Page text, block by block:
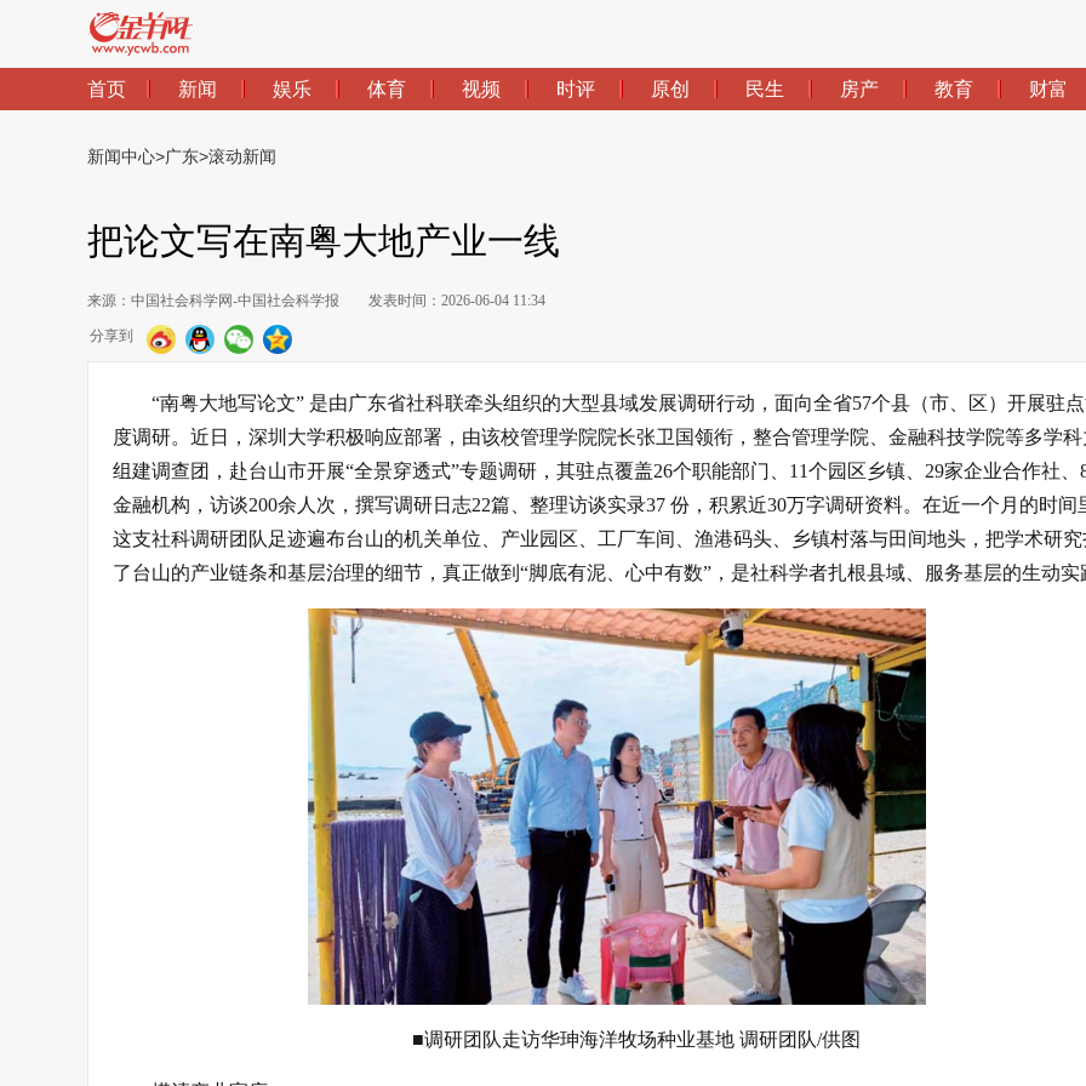
首页 新闻 娱乐 体育 视频 时评 原创 民生 房产 教育 财富
新闻中心>广东>滚动新闻
把论文写在南粤大地产业一线
来源：中国社会科学网-中国社会科学报 发表时间：2026-06-04 11:34
分享到
“南粤大地写论文” 是由广东省社科联牵头组织的大型县域发展调研行动，面向全省57个县（市、区）开展驻
度调研。近日，深圳大学积极响应部署，由该校管理学院院长张卫国领衔，整合管理学院、金融科技学院等多学
组建调查团，赴台山市开展“全景穿透式”专题调研，其驻点覆盖26个职能部门、11个园区乡镇、29家企业合作社、
金融机构，访谈200余人次，撰写调研日志22篇、整理访谈实录37 份，积累近30万字调研资料。在近一个月的时间
这支社科调研团队足迹遍布台山的机关单位、产业园区、工厂车间、渔港码头、乡镇村落与田间地头，把学术研
了台山的产业链条和基层治理的细节，真正做到“脚底有泥、心中有数”，是社科学者扎根县域、服务基层的生动实
■调研团队走访华珅海洋牧场种业基地 调研团队/供图